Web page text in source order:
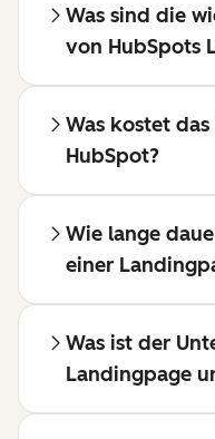
Was sind die
von HubSpots
Was kostet
HubSpot?
Wie lange
einer
Was ist der
Landingpage